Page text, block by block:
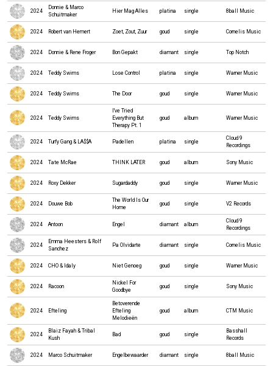
2024
Donnie & Marco
Schuitmaker
Hier Mag Alles platina single 8ball Music
2024 Robert van Hemert Zoet, Zout, Zuur goud single Cornelis Music
2024 Donnie & Rene Froger Bon Gepakt diamant single Top Notch
2024 Teddy Swims Lose Control platina single Warner Music
2024 Teddy Swims The Door goud single Warner Music
2024 Teddy Swims
I've Tried
Everything But
Therapy Pt. 1
goud album Warner Music
2024 Turfy Gang & LA$$A Padellen platina single
Cloud 9
Recordings
2024 Tate McRae THINK LATER goud album Sony Music
2024 Roxy Dekker Sugardaddy goud single Warner Music
2024 Douwe Bob
The World Is Our
Home
goud single V2 Records
2024 Antoon Engel diamant album
Cloud 9
Recordings
2024
Emma Heesters & Rolf
Sanchez
Pa Olvidarte diamant single Cornelis Music
2024 CHO & Idaly Niet Genoeg goud single Warner Music
2024 Racoon
Nickel For
Goodbye
goud single Sony Music
2024 Efteling
Betoverende
Efteling
Melodieën
goud album CTM Music
2024
Blaiz Fayah & Tribal
Kush
Bad goud single
Basshall
Records
2024 Marco Schuitmaker Engelbewaarder diamant single 8ball Music